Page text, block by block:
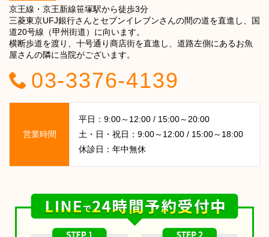
京王線・京王新線笹塚駅から徒歩3分
三菱東京UFJ銀行さんとセブンイレブンさんの間の道を直進し、国
道20号線（甲州街道）に向います。
横断歩道を渡り、十号通り商店街を直進し、道路左側にあるお魚
屋さんの隣に当院がございます。
03-3376-4139
営業時間
平日：9:00～12:00 / 15:00～20:00
土・日・祝日：9:00～12:00 / 15:00～18:00
休診日：年中無休